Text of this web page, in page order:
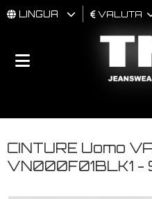
UOMO
BRAND
LINGUA VALUTA
CINTURE Uomo
VN000F01BLK1 -